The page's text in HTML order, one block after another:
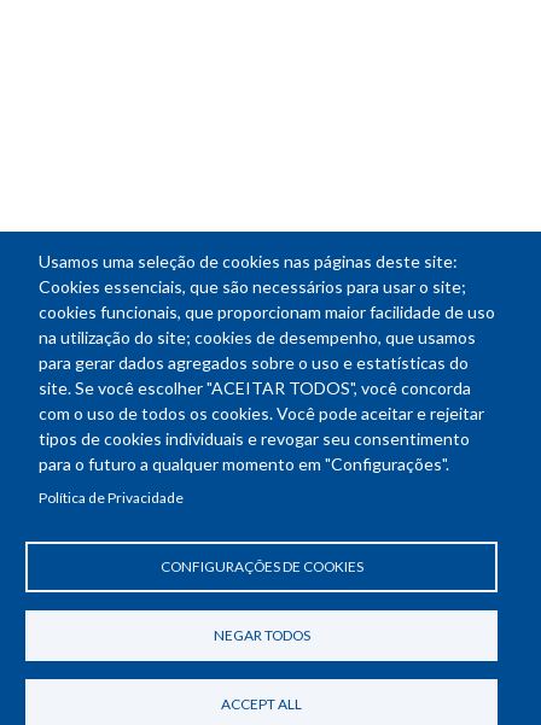
Usamos uma seleção de cookies nas páginas deste site:
Cookies essenciais, que são necessários para usar o site;
cookies funcionais, que proporcionam maior facilidade de uso
na utilização do site; cookies de desempenho, que usamos
para gerar dados agregados sobre o uso e estatísticas do
site. Se você escolher "ACEITAR TODOS", você concorda
com o uso de todos os cookies. Você pode aceitar e rejeitar
tipos de cookies individuais e revogar seu consentimento
para o futuro a qualquer momento em "Configurações".
Política de Privacidade
CONFIGURAÇÕES DE COOKIES
NEGAR TODOS
ACCEPT ALL